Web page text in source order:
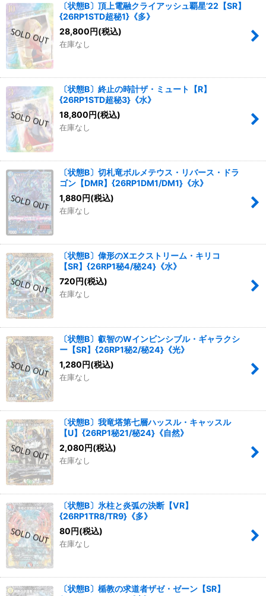
〔状態B〕頂上電融クライアッシュ覇星’22【SR】
{26RP1STD超秘1}《多》
28,800円(税込)
在庫なし
〔状態B〕終止の時計ザ・ミュート【R】
{26RP1STD超秘3}《水》
18,800円(税込)
在庫なし
〔状態B〕切札竜ボルメテウス・リバース・ドラ
ゴン【DMR】{26RP1DM1/DM1}《水》
1,880円(税込)
在庫なし
〔状態B〕偉形のXエクストリーム・キリコ
【SR】{26RP1秘4/秘24}《水》
720円(税込)
在庫なし
〔状態B〕叡智のWインビンシブル・ギャラクシ
ー【SR】{26RP1秘2/秘24}《光》
1,280円(税込)
在庫なし
〔状態B〕我竜塔第七層ハッスル・キャッスル
【U】{26RP1秘21/秘24}《自然》
2,080円(税込)
在庫なし
〔状態B〕氷柱と炎弧の決断【VR】
{26RP1TR8/TR9}《多》
80円(税込)
在庫なし
〔状態B〕楯教の求道者ザゼ・ゼーン【SR】